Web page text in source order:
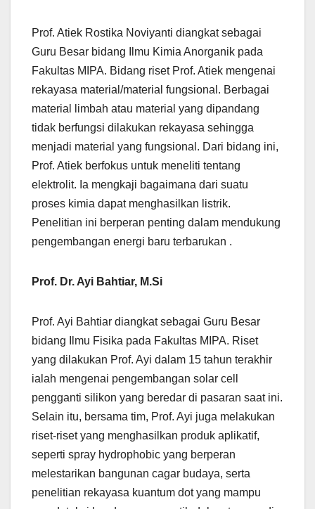
Prof. Atiek Rostika Noviyanti diangkat sebagai
Guru Besar bidang Ilmu Kimia Anorganik pada
Fakultas MIPA. Bidang riset Prof. Atiek mengenai
rekayasa material/material fungsional. Berbagai
material limbah atau material yang dipandang
tidak berfungsi dilakukan rekayasa sehingga
menjadi material yang fungsional. Dari bidang ini,
Prof. Atiek berfokus untuk meneliti tentang
elektrolit. Ia mengkaji bagaimana dari suatu
proses kimia dapat menghasilkan listrik.
Penelitian ini berperan penting dalam mendukung
pengembangan energi baru terbarukan .
Prof. Dr. Ayi Bahtiar, M.Si
Prof. Ayi Bahtiar diangkat sebagai Guru Besar
bidang Ilmu Fisika pada Fakultas MIPA. Riset
yang dilakukan Prof. Ayi dalam 15 tahun terakhir
ialah mengenai pengembangan solar cell
pengganti silikon yang beredar di pasaran saat ini.
Selain itu, bersama tim, Prof. Ayi juga melakukan
riset-riset yang menghasilkan produk aplikatif,
seperti spray hydrophobic yang berperan
melestarikan bangunan cagar budaya, serta
penelitian rekayasa kuantum dot yang mampu